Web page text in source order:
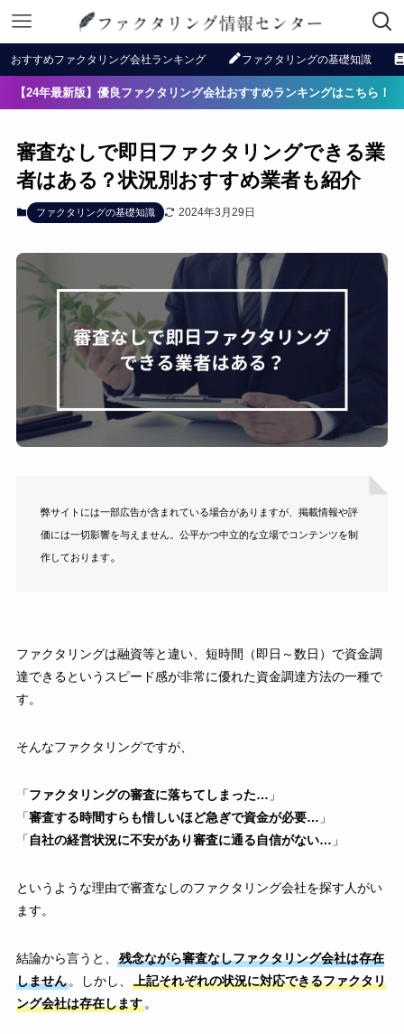
おすすめファクタリング会社ランキング ファクタリングの基礎知識
【24年最新版】優良ファクタリング会社おすすめランキングはこちら！
審査なしで即日ファクタリングできる業
者はある？状況別おすすめ業者も紹介
ファクタリングの基礎知識 2024年3月29日
弊サイトには一部広告が含まれている場合がありますが、掲載情報や評
価には一切影響を与えません。公平かつ中立的な立場でコンテンツを制
作しております。
ファクタリングは融資等と違い、短時間（即日～数日）で資金調
達できるというスピード感が非常に優れた資金調達方法の一種で
す。
そんなファクタリングですが、
「ファクタリングの審査に落ちてしまった… 」
「審査する時間すらも惜しいほど急ぎで資金が必要… 」
「 自社の経営状況に不安があり審査に通る自信がない… 」
というような理由で審査なしのファクタリング会社を探す人がい
ます。
結論から言うと、
残念ながら審査なしファクタリング会社は存在
しません。しかし、
上記それぞれの状況に対応できるファクタリ
ング会社は存在します。